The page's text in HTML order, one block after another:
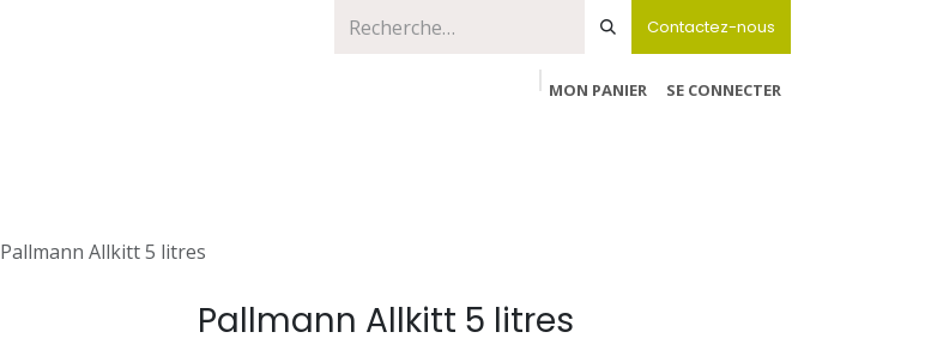
Contactez-nous
MON PANIER
SE CONNECTER
Pallmann Allkitt 5 litres
Pallmann Allkitt 5 litres